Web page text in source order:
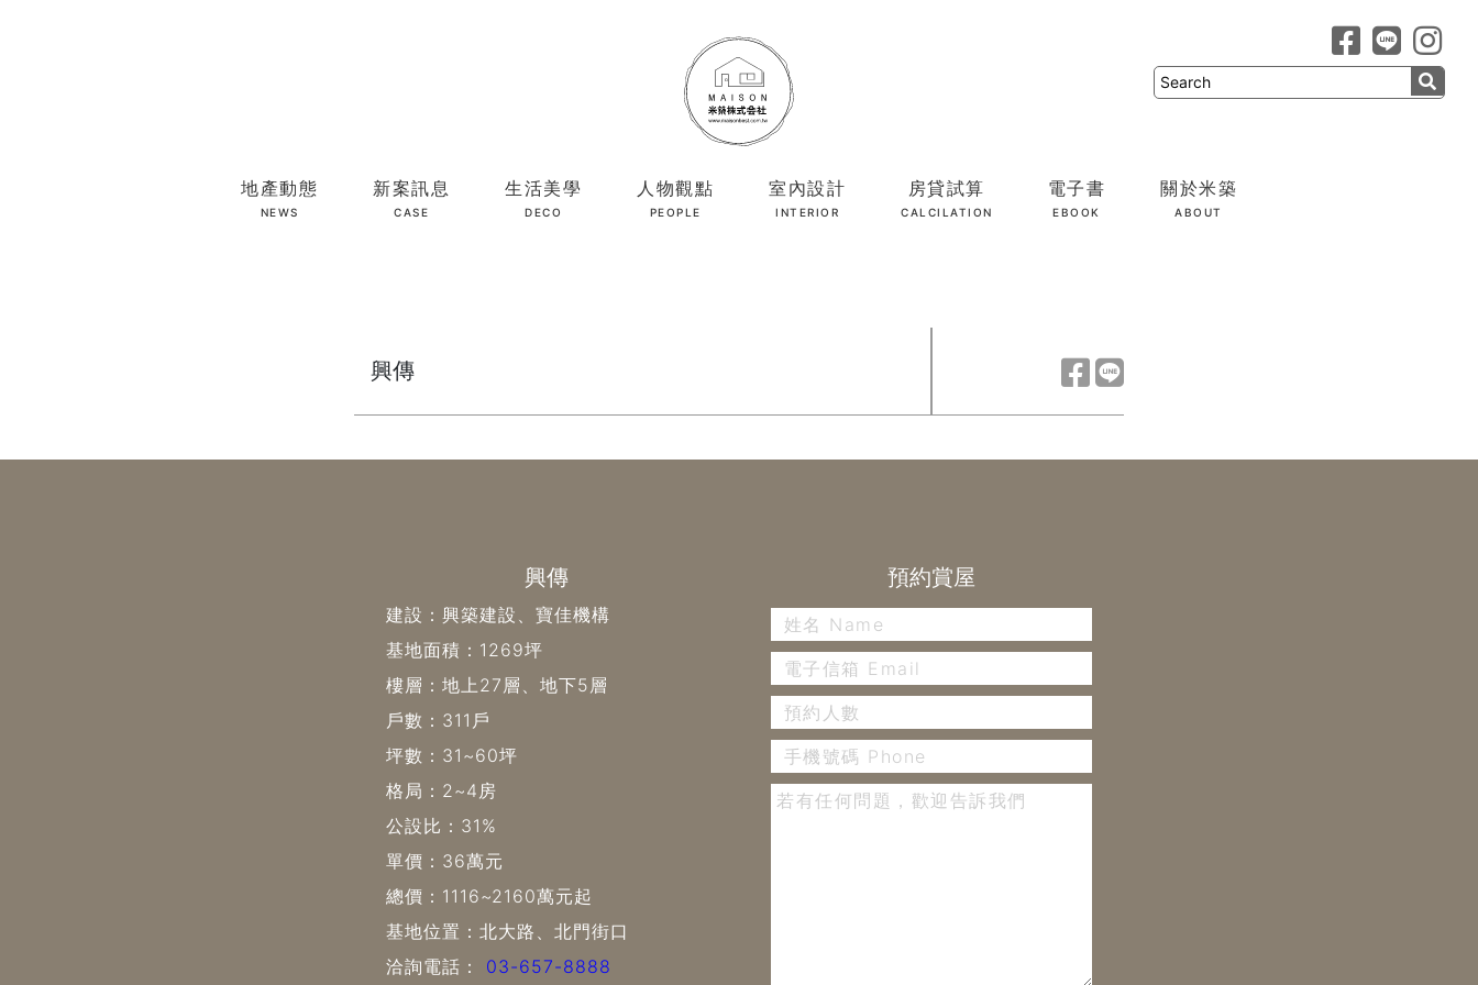
地產動態
NEWS
新案訊息
CASE
生活美學
DECO
人物觀點
PEOPLE
室內設計
INTERIOR
房貸試算
CALCILATION
電子書
EBOOK
關於米築
ABOUT
興傳
興傳
建設：興築建設、寶佳機構
基地面積：1269坪
樓層：地上27層、地下5層
戶數：311戶
坪數：31~60坪
格局：2~4房
公設比：31%
單價：36萬元
總價：1116~2160萬元起
基地位置：北大路、北門街口
洽詢電話： 03-657-8888
預約賞屋